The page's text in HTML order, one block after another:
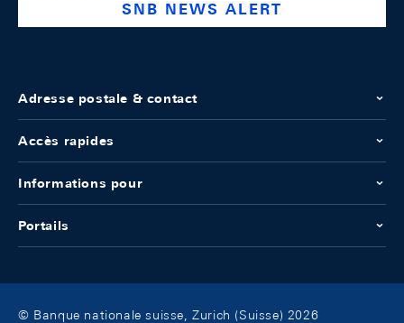
SNB NEWS ALERT
Adresse postale & contact
Accès rapides
Informations pour
Portails
© Banque nationale suisse, Zurich (Suisse) 2026